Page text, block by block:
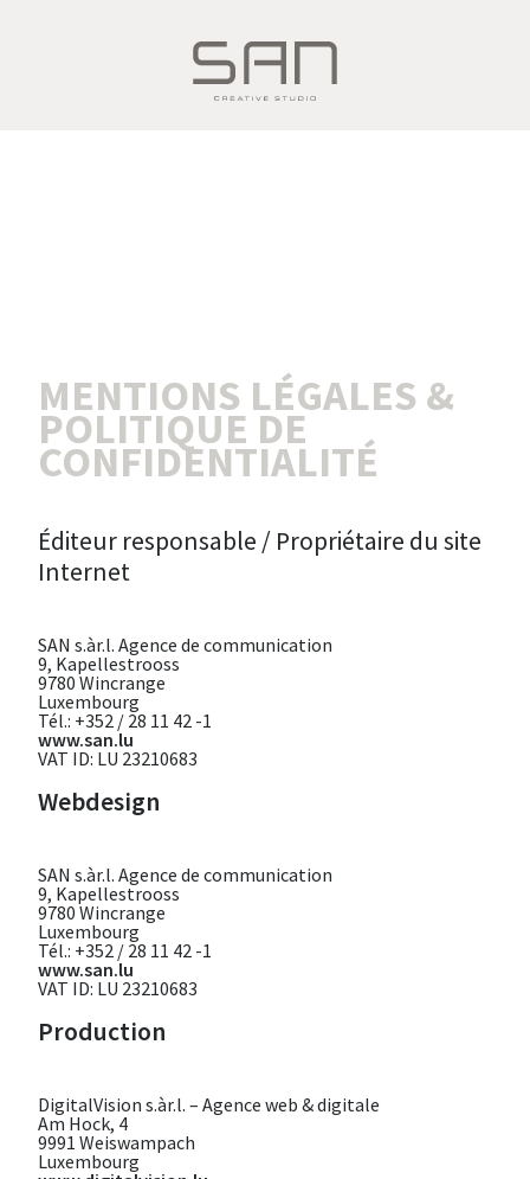
MENTIONS LÉGALES &
POLITIQUE DE
CONFIDENTIALITÉ
Éditeur responsable / Propriétaire du site
Internet
SAN s.àr.l. Agence de communication
9, Kapellestrooss
9780 Wincrange
Luxembourg
Tél.: +352 / 28 11 42 -1
www.san.lu
VAT ID: LU 23210683
Webdesign
SAN s.àr.l. Agence de communication
9, Kapellestrooss
9780 Wincrange
Luxembourg
Tél.: +352 / 28 11 42 -1
www.san.lu
VAT ID: LU 23210683
Production
DigitalVision s.àr.l. – Agence web & digitale
Am Hock, 4
9991 Weiswampach
Luxembourg